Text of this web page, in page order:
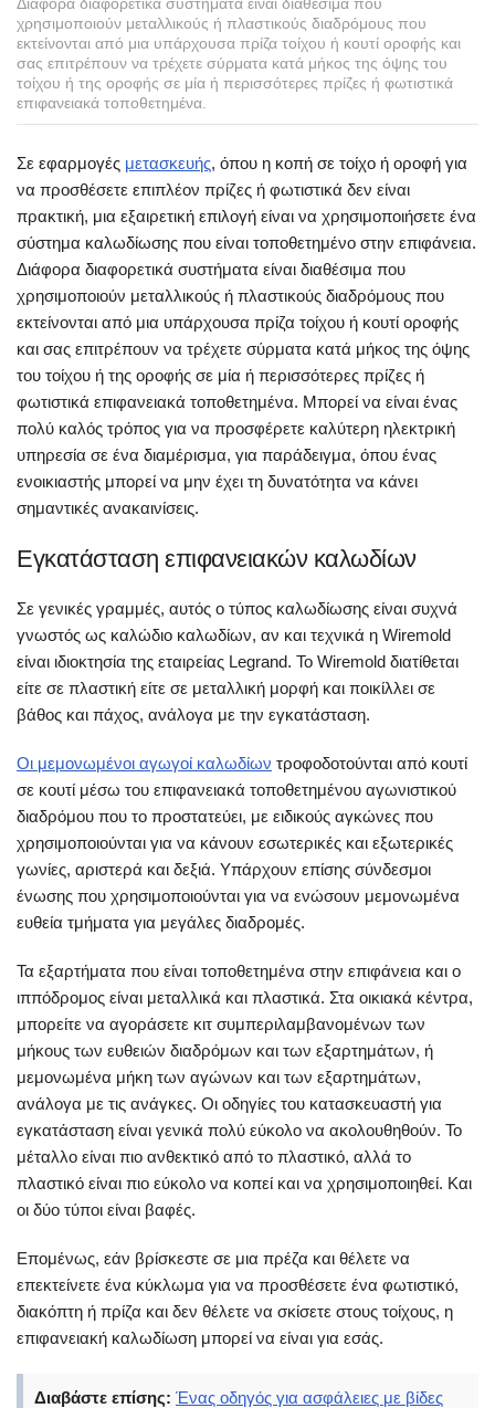
Διάφορα διαφορετικά συστήματα είναι διαθέσιμα που
χρησιμοποιούν μεταλλικούς ή πλαστικούς διαδρόμους που
εκτείνονται από μια υπάρχουσα πρίζα τοίχου ή κουτί οροφής και
σας επιτρέπουν να τρέχετε σύρματα κατά μήκος της όψης του
τοίχου ή της οροφής σε μία ή περισσότερες πρίζες ή φωτιστικά
επιφανειακά τοποθετημένα.
Σε εφαρμογές μετασκευής, όπου η κοπή σε τοίχο ή οροφή για
να προσθέσετε επιπλέον πρίζες ή φωτιστικά δεν είναι
πρακτική, μια εξαιρετική επιλογή είναι να χρησιμοποιήσετε ένα
σύστημα καλωδίωσης που είναι τοποθετημένο στην επιφάνεια.
Διάφορα διαφορετικά συστήματα είναι διαθέσιμα που
χρησιμοποιούν μεταλλικούς ή πλαστικούς διαδρόμους που
εκτείνονται από μια υπάρχουσα πρίζα τοίχου ή κουτί οροφής
και σας επιτρέπουν να τρέχετε σύρματα κατά μήκος της όψης
του τοίχου ή της οροφής σε μία ή περισσότερες πρίζες ή
φωτιστικά επιφανειακά τοποθετημένα. Μπορεί να είναι ένας
πολύ καλός τρόπος για να προσφέρετε καλύτερη ηλεκτρική
υπηρεσία σε ένα διαμέρισμα, για παράδειγμα, όπου ένας
ενοικιαστής μπορεί να μην έχει τη δυνατότητα να κάνει
σημαντικές ανακαινίσεις.
Εγκατάσταση επιφανειακών καλωδίων
Σε γενικές γραμμές, αυτός ο τύπος καλωδίωσης είναι συχνά
γνωστός ως καλώδιο καλωδίων, αν και τεχνικά η Wiremold
είναι ιδιοκτησία της εταιρείας Legrand. Το Wiremold διατίθεται
είτε σε πλαστική είτε σε μεταλλική μορφή και ποικίλλει σε
βάθος και πάχος, ανάλογα με την εγκατάσταση.
Οι μεμονωμένοι αγωγοί καλωδίων τροφοδοτούνται από κουτί
σε κουτί μέσω του επιφανειακά τοποθετημένου αγωνιστικού
διαδρόμου που το προστατεύει, με ειδικούς αγκώνες που
χρησιμοποιούνται για να κάνουν εσωτερικές και εξωτερικές
γωνίες, αριστερά και δεξιά. Υπάρχουν επίσης σύνδεσμοι
ένωσης που χρησιμοποιούνται για να ενώσουν μεμονωμένα
ευθεία τμήματα για μεγάλες διαδρομές.
Τα εξαρτήματα που είναι τοποθετημένα στην επιφάνεια και ο
ιππόδρομος είναι μεταλλικά και πλαστικά. Στα οικιακά κέντρα,
μπορείτε να αγοράσετε κιτ συμπεριλαμβανομένων των
μήκους των ευθειών διαδρόμων και των εξαρτημάτων, ή
μεμονωμένα μήκη των αγώνων και των εξαρτημάτων,
ανάλογα με τις ανάγκες. Οι οδηγίες του κατασκευαστή για
εγκατάσταση είναι γενικά πολύ εύκολο να ακολουθηθούν. Το
μέταλλο είναι πιο ανθεκτικό από το πλαστικό, αλλά το
πλαστικό είναι πιο εύκολο να κοπεί και να χρησιμοποιηθεί. Και
οι δύο τύποι είναι βαφές.
Επομένως, εάν βρίσκεστε σε μια πρέζα και θέλετε να
επεκτείνετε ένα κύκλωμα για να προσθέσετε ένα φωτιστικό,
διακόπτη ή πρίζα και δεν θέλετε να σκίσετε στους τοίχους, η
επιφανειακή καλωδίωση μπορεί να είναι για εσάς.
Διαβάστε επίσης: Ένας οδηγός για ασφάλειες με βίδες